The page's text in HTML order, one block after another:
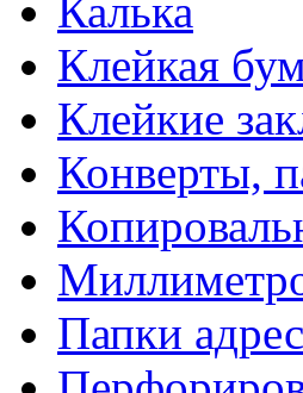
Калька
Клейкая
Клейкие
Конверты,
Папки